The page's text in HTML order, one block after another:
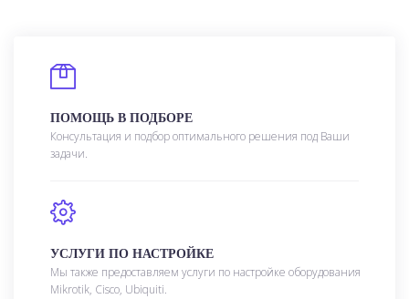
ПОМОЩЬ В ПОДБОРЕ
Консультация и подбор оптимального решения под Ваши
задачи.
УСЛУГИ ПО НАСТРОЙКЕ
Мы также предоставляем услуги по настройке оборудования
Mikrotik, Cisco, Ubiquiti.